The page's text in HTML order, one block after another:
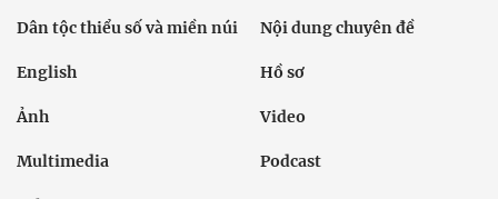
Dân tộc thiểu số và miền núi Nội dung chuyên đề
English Hồ sơ
Ảnh Video
Multimedia Podcast